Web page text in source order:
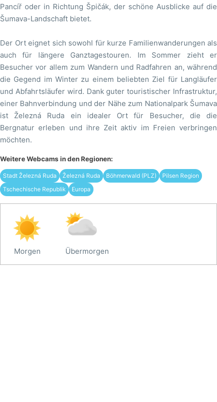
Pancíř oder in Richtung Špičák, der schöne Ausblicke auf die
Šumava-Landschaft bietet.
Der Ort eignet sich sowohl für kurze Familienwanderungen als
auch für längere Ganztagestouren. Im Sommer zieht er
Besucher vor allem zum Wandern und Radfahren an, während
die Gegend im Winter zu einem beliebten Ziel für Langläufer
und Abfahrtsläufer wird. Dank guter touristischer Infrastruktur,
einer Bahnverbindung und der Nähe zum Nationalpark Šumava
ist Železná Ruda ein idealer Ort für Besucher, die die
Bergnatur erleben und ihre Zeit aktiv im Freien verbringen
möchten.
Weitere Webcams in den Regionen:
Stadt Železná Ruda Železná Ruda Böhmerwald (PLZ)
Pilsen Region
Tschechische Republik
Europa
Morgen Übermorgen